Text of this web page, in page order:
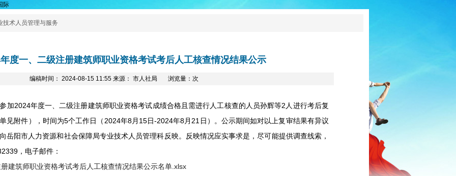
际
技术人员管理与服务
度一、二级注册建筑师职业资格考试考后人工核查情况结果公示
编稿时间： 2024-08-15 11:55 来源： 市人社局 浏览量：次
年度一、二级注册建筑师职业资格考试成绩合格且需进行人工核查的人员孙辉等2人进行考后复
见附件），时间为5个工作日（2024年8月15日-2024年8月21日）。公示期间如对以上复审结果有异议
岳阳市人力资源和社会保障局专业技术人员管理科反映。反映情况应实事求是，尽可能提供调查线索，
，电子邮件：
建筑师职业资格考试考后人工核查情况结果公示名单.xlsx